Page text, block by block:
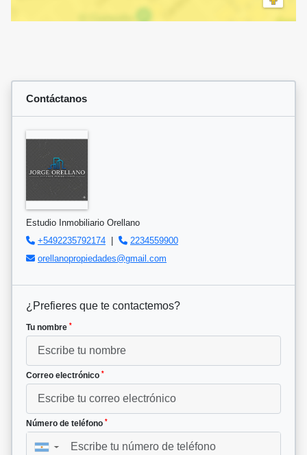
Contáctanos
Estudio Inmobiliario Orellano
+5492235792174
2234559900
orellanopropiedades@gmail.com
¿Prefieres que te contactemos?
Tu nombre *
Correo electrónico *
Número de teléfono *
▼